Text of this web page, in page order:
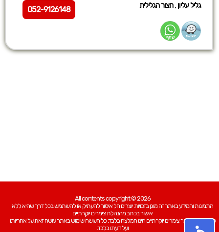
גליל עליון ,חצור הגלילית 052-9126148
All contents copyright © 2026
התמונות והמידע באתר זה מוגן בזכויות יוצרים חל איסור להעתיק או להשתמש בכל דרך שהיא ללא
אישור בכתב מהנהלת צימרים יוקרתיים
כל האמור באתר צימרים יוקרתיים הינו המלצה בלבד. כל העושה שימוש באתר עושה זאת על אחריותו
ועל דעתו בלבד.